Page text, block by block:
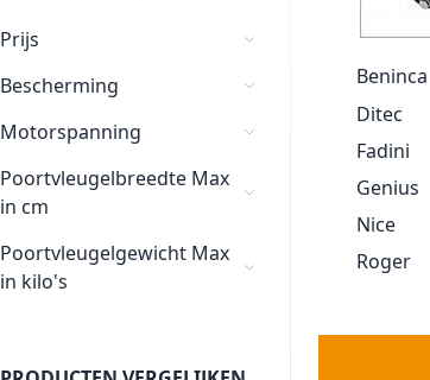
Prijs
Bescherming
Motorspanning
Poortvleugelbreedte Max
in cm
Poortvleugelgewicht Max
in kilo's
Beninca
Ditec
Fadini
Genius
Nice
Roger